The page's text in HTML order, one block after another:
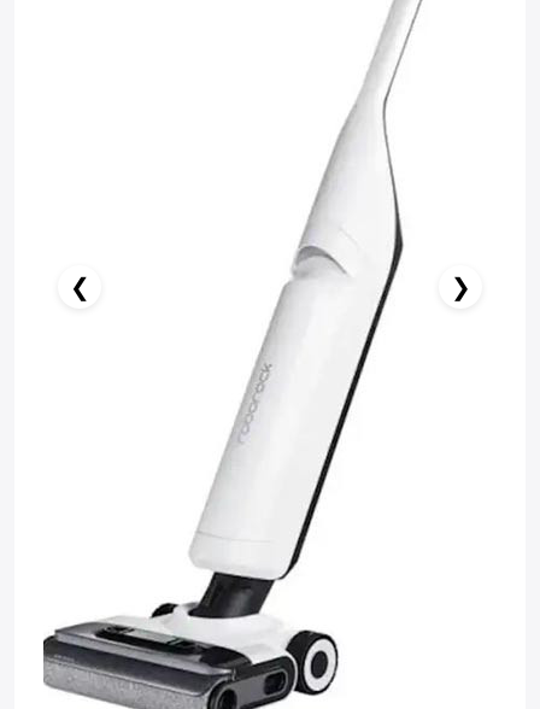
❮ ❯
️ İndi al
Pulsuz çatdırılma Zəmanət: 1il